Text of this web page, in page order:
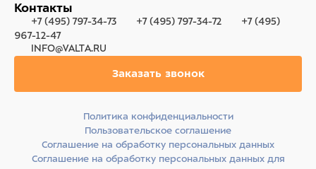
Контакты
+7 (495) 797-34-73 +7 (495) 797-34-72
+7 (495)
967-12-47
INFO@VALTA.RU
Заказать звонок
Политика конфиденциальности
Пользовательское соглашение
Соглашение на обработку персональных данных
Соглашение на обработку персональных данных для